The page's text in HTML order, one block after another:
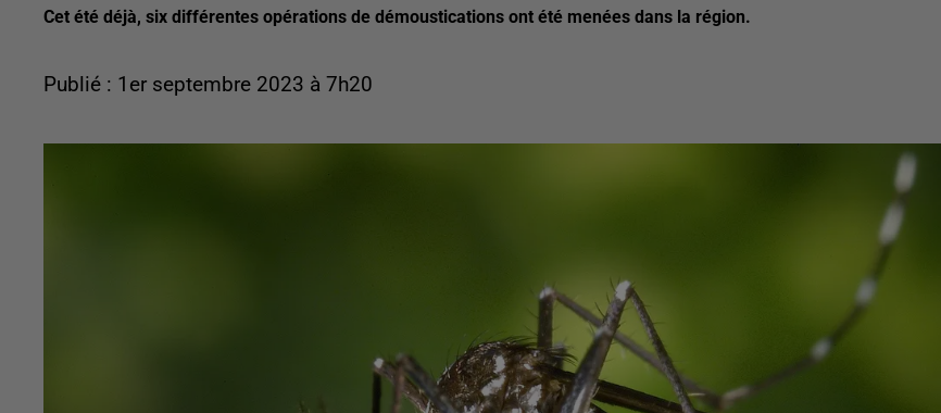
Cet été déjà, six différentes opérations de démoustications ont été menées dans la région.
Publié : 1er septembre 2023 à 7h20